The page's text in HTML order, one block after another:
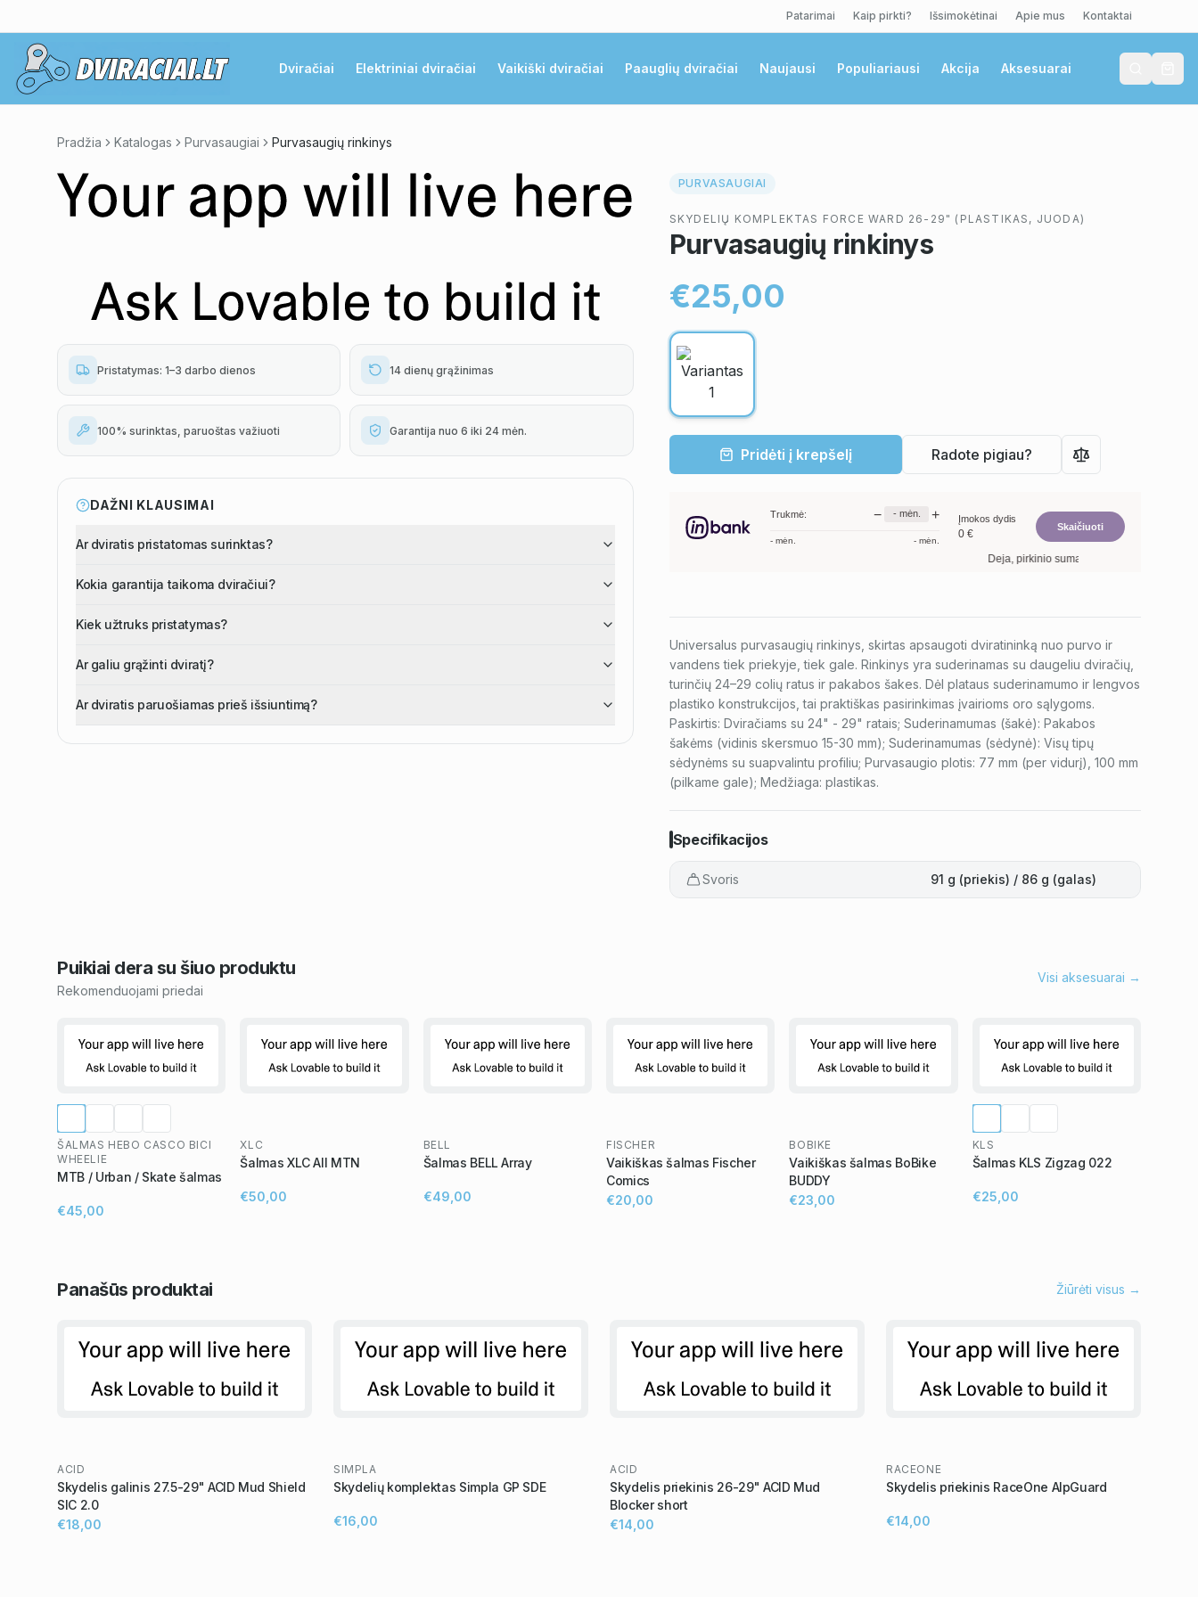
Patarimai Kaip pirkti? Išsimokėtinai Apie mus Kontaktai
Dviračiai Elektriniai dviračiai Vaikiški dviračiai Paauglių dviračiai Naujausi Populiariausi Akcija Aksesuarai
Pradžia Katalogas Purvasaugiai Purvasaugių rinkinys
Pristatymas: 1–3 darbo dienos 14 dienų grąžinimas
100% surinktas, paruoštas važiuoti Garantija nuo 6 iki 24 mėn.
DAŽNI KLAUSIMAI
Ar dviratis pristatomas surinktas?
Kokia garantija taikoma dviračiui?
Kiek užtruks pristatymas?
Ar galiu grąžinti dviratį?
Ar dviratis paruošiamas prieš išsiuntimą?
PURVASAUGIAI
SKYDELIŲ KOMPLEKTAS FORCE WARD 26-29" (PLASTIKAS, JUODA)
Purvasaugių rinkinys
€25,00
Pridėti į krepšelį Radote pigiau?
Trukmė: − -mėn. +
-mėn. - mėn.
Įmokos dydis
0 €
Skaičiuoti
Deja, pirkinio suma per maža. Minimalus
Universalus purvasaugių rinkinys, skirtas apsaugoti dviratininką nuo purvo ir
vandens tiek priekyje, tiek gale. Rinkinys yra suderinamas su daugeliu dviračių,
turinčių 24–29 colių ratus ir pakabos šakes. Dėl plataus suderinamumo ir lengvos
plastiko konstrukcijos, tai praktiškas pasirinkimas įvairioms oro sąlygoms.
Paskirtis: Dviračiams su 24" - 29" ratais; Suderinamumas (šakė): Pakabos
šakėms (vidinis skersmuo 15-30 mm); Suderinamumas (sėdynė): Visų tipų
sėdynėms su suapvalintu profiliu; Purvasaugio plotis: 77 mm (per vidurį), 100 mm
(pilkame gale); Medžiaga: plastikas.
Specifikacijos
Svoris 91 g (priekis) / 86 g (galas)
Puikiai dera su šiuo produktu
Rekomenduojami priedai
Visi aksesuarai →
ŠALMAS HEBO CASCO BICI
WHEELIE
MTB / Urban / Skate šalmas
€45,00
XLC
Šalmas XLC All MTN
€50,00
BELL
Šalmas BELL Array
€49,00
FISCHER
Vaikiškas šalmas Fischer
Comics
€20,00
BOBIKE
Vaikiškas šalmas BoBike
BUDDY
€23,00
KLS
Šalmas KLS Zigzag 022
€25,00
Panašūs produktai Žiūrėti visus →
ACID
Skydelis galinis 27.5-29" ACID Mud Shield
SIC 2.0
€18,00
SIMPLA
Skydelių komplektas Simpla GP SDE
€16,00
ACID
Skydelis priekinis 26-29" ACID Mud
Blocker short
€14,00
RACEONE
Skydelis priekinis RaceOne AlpGuard
€14,00